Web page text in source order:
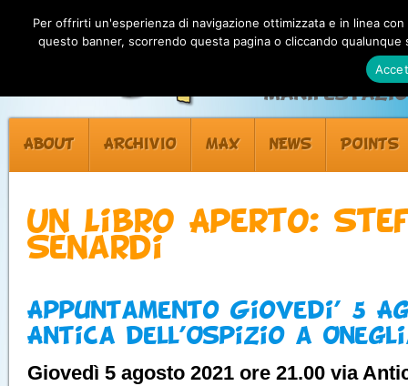
ABOUT ARCHIVIO MAX NEWS POINTS
Un Libro Aperto:
Senardi
Appuntamento Giovedi’ 5
Antica dell’Ospizio a
Giovedì 5 agosto 2021 ore 21.00 via
Per offrirti un'esperienza di navigazione ottimizzata e in linea
questo banner, scorrendo questa pagina o cliccando